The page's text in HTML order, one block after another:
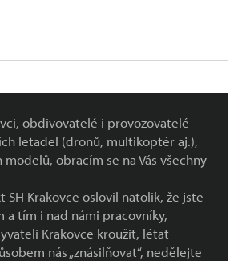
obdivovatelé i provozovatelé
letadel (dronů, multikoptér aj.),
obracím se na Vás všechny
SH Krakovce oslovil natolik, že jste
a tím i nad námi pracovníky,
Krakovce kroužit, létat
nás „znásilňovat“, nedělejte